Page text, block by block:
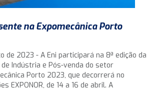
na Expomecânica Porto
de 2023 - A Eni participará na 8ª edição da
Indústria e Pós-venda do setor
Porto 2023, que decorrerá no
EXPONOR, de 14 a 16 de abril. A